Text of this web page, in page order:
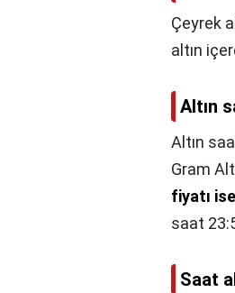
Çeyrek
altın
Altın
Altın
Gram
fiyatı
saat
Saat